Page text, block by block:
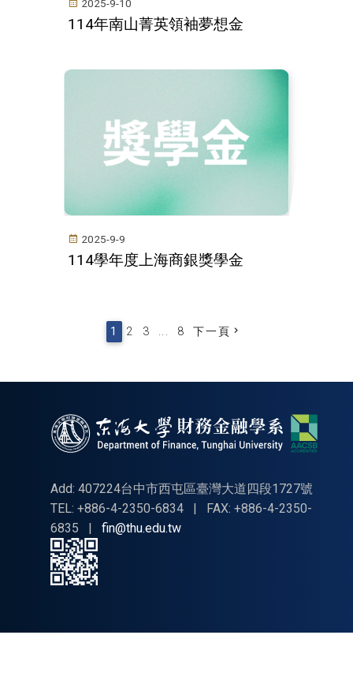
2025-9-10
114年南山菁英領袖夢想金
2025-9-9
114學年度上海商銀獎學金
1 2 3 ... 8 下一頁
Add: 407224台中市西屯區臺灣大道四段1727號
TEL: +886-4-2350-6834
|
FAX: +886-4-2350-
6835
| fin@thu.edu.tw